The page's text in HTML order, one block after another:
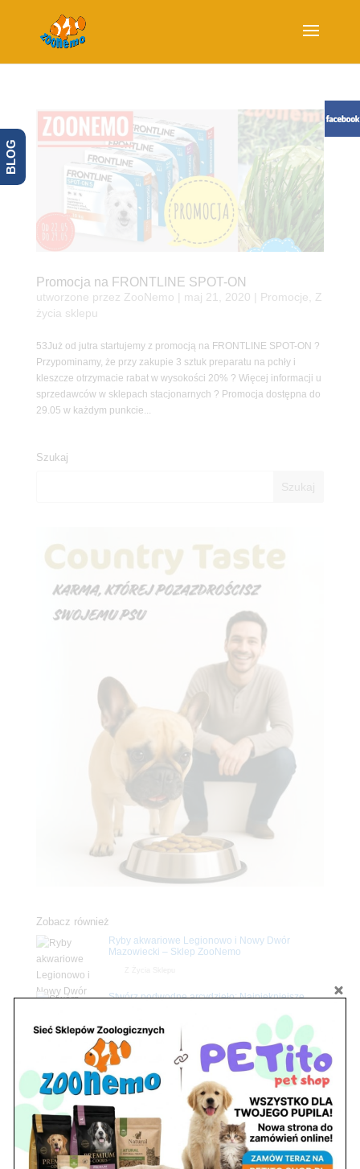
Promocja na FRONTLINE SPOT-ON
utworzone przez ZooNemo maj 21, 2020 Promocje
Z
życia sklepu
53Już od jutra startujemy z promocją na FRONTLINE SPOT-ON ?
Przypominamy, że przy zakupie 3 sztuk preparatu na pchły i
kleszcze otrzymacie rabat w wysokości 20% ? Więcej informacji u
sprzedawców w sklepach stacjonarnych ? Promocja dostępna do
29.05 w każdym punkcie...
Szukaj
Zobacz również
Ryby akwariowe Legionowo i Nowy Dwór
Mazowiecki – Sklep ZooNemo
Z Życia Sklepu
Stwórz podwodne arcydzieło: Najpiękniejsze
Promocje
Upały wracają! Zadbaj o komfort swojego pupila
z matami chłodzącymi ZooNemo
Z Życia Sklepu
Petito Pet Shop – Internetowy Sklep Zoologiczny
Online! Wszystko Dla Twojego Pupila | ZooNemo
BLOG